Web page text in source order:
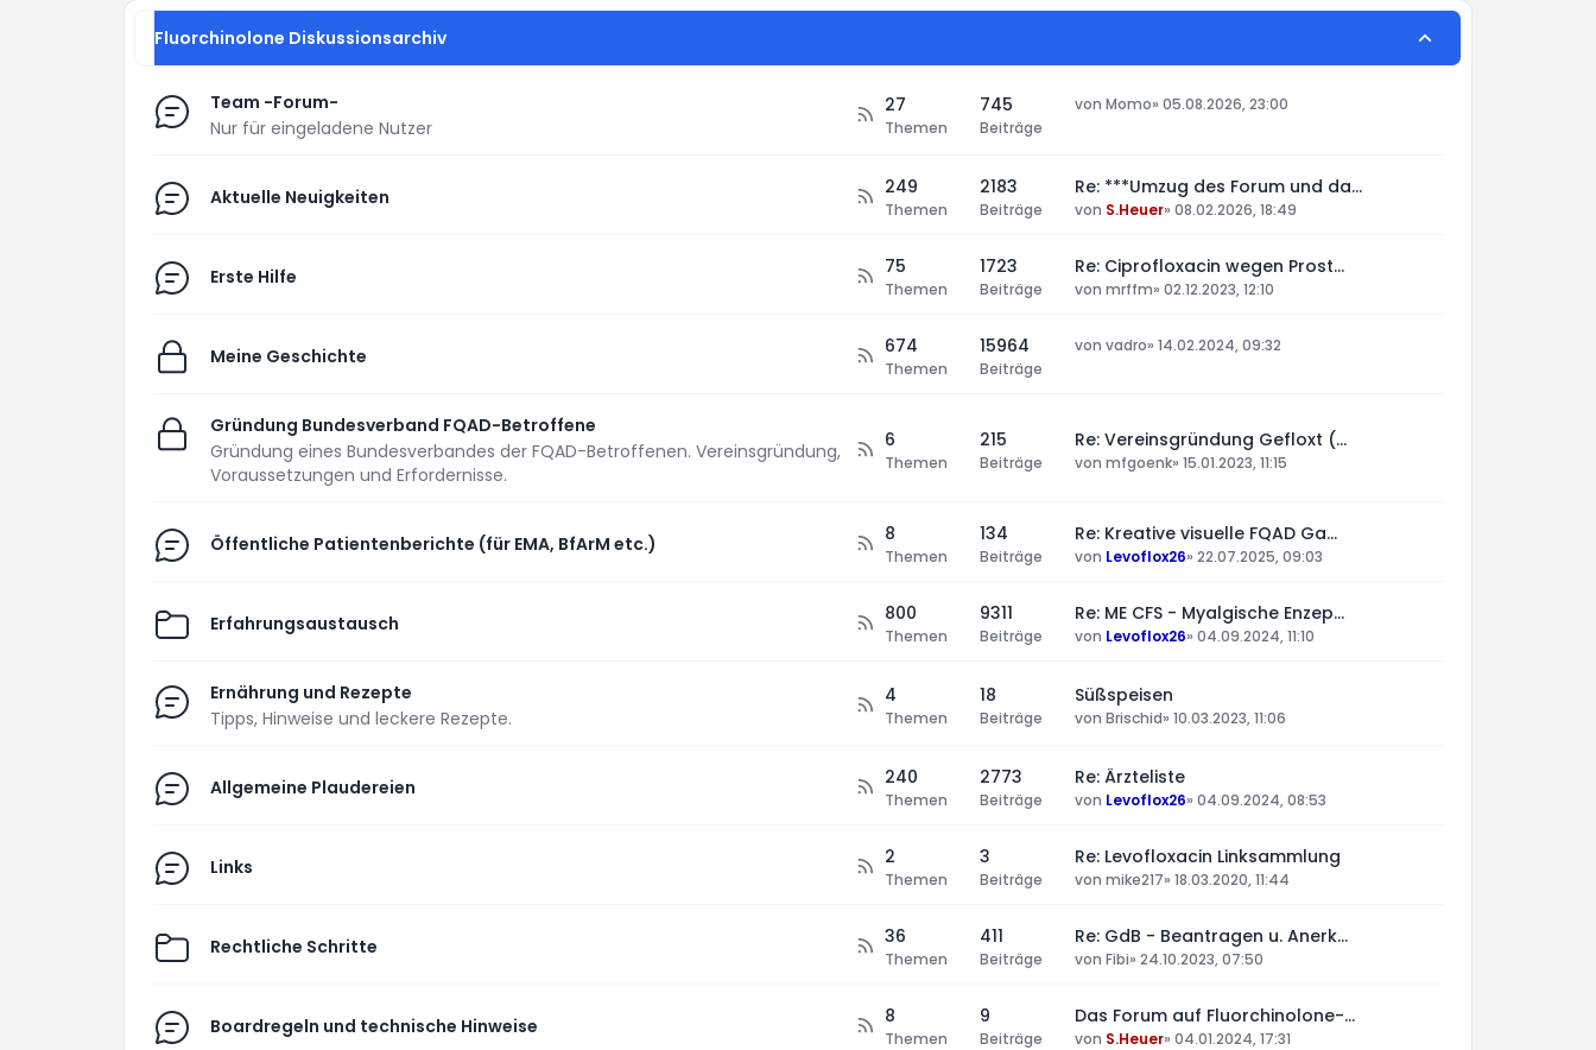
Fluorchinolone Diskussionsarchiv
Team -Forum-
Nur für eingeladene Nutzer
27
Themen
745
Beiträge
von Momo» 05.08.2026, 23:00
Aktuelle Neuigkeiten 249
Themen
2183
Beiträge
Re: ***Umzug des Forum und da…
von S.Heuer» 08.02.2026, 18:49
Erste Hilfe 75
Themen
1723
Beiträge
Re: Ciprofloxacin wegen Prost…
von mrffm» 02.12.2023, 12:10
Meine Geschichte 674
Themen
15964
Beiträge
von vadro» 14.02.2024, 09:32
Gründung Bundesverband FQAD-Betroffene
Gründung eines Bundesverbandes der FQAD-Betroffenen. Vereinsgründung,
Voraussetzungen und Erfordernisse.
6
Themen
215
Beiträge
Re: Vereinsgründung Gefloxt (…
von mfgoenk» 15.01.2023, 11:15
Öffentliche Patientenberichte (für EMA, BfArM etc.) 8
Themen
134
Beiträge
Re: Kreative visuelle FQAD Ga…
von Levoflox26» 22.07.2025, 09:03
Erfahrungsaustausch 800
Themen
9311
Beiträge
Re: ME CFS - Myalgische Enzep…
von Levoflox26» 04.09.2024, 11:10
Ernährung und Rezepte
Tipps, Hinweise und leckere Rezepte.
4
Themen
18
Beiträge
Süßspeisen
von Brischid» 10.03.2023, 11:06
Allgemeine Plaudereien 240
Themen
2773
Beiträge
Re: Ärzteliste
von Levoflox26» 04.09.2024, 08:53
Links 2
Themen
3
Beiträge
Re: Levofloxacin Linksammlung
von mike217» 18.03.2020, 11:44
Rechtliche Schritte 36
Themen
411
Beiträge
Re: GdB - Beantragen u. Anerk…
von Fibi» 24.10.2023, 07:50
Boardregeln und technische Hinweise 8
Themen
9
Beiträge
Das Forum auf Fluorchinolone-…
von S.Heuer» 04.01.2024, 17:31